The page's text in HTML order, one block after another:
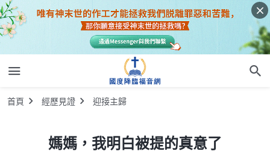
首頁 經歷見證 迎接主歸
媽媽，我明白被提的真意了